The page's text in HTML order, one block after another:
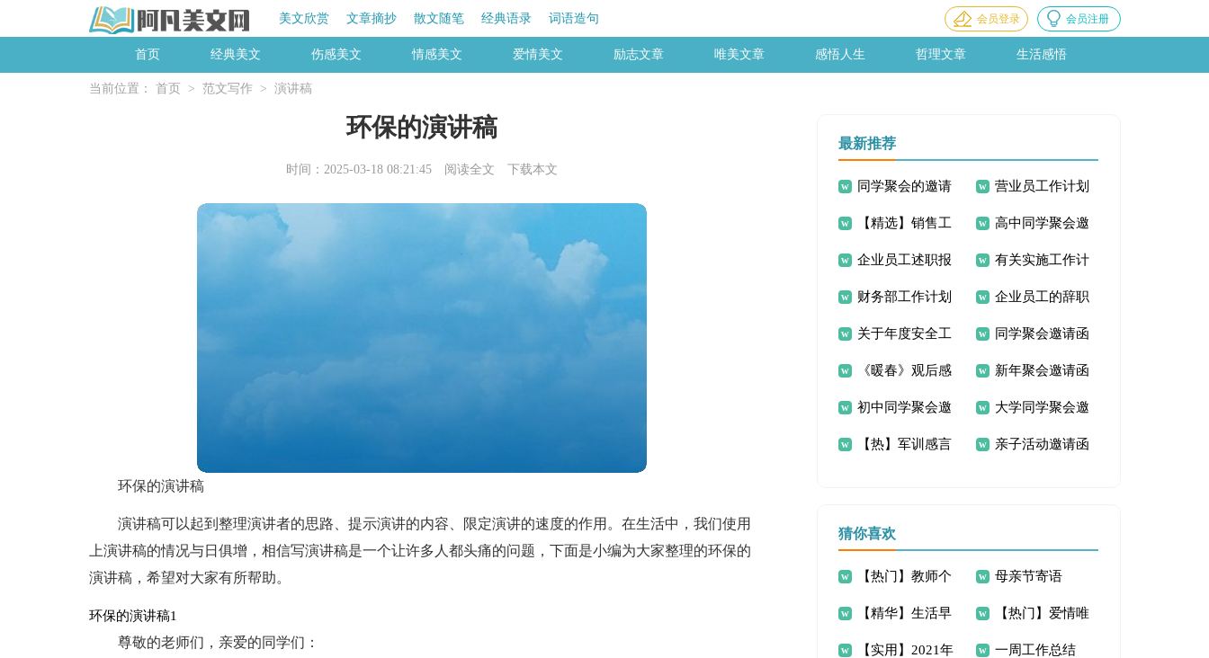
美文欣赏 文章摘抄 散文随笔 经典语录 词语造句 会员登录 会员注册
首页 经典美文 伤感美文 情感美文 爱情美文 励志文章 唯美文章 感悟人生 哲理文章 生活感悟
当前位置： 首页 > 范文写作 > 演讲稿
环保的演讲稿
时间：2025-03-18 08:21:45 阅读全文 下载本文
环保的演讲稿
演讲稿可以起到整理演讲者的思路、提示演讲的内容、限定演讲的速度的作用。在生活中，我们使用
上演讲稿的情况与日俱增，相信写演讲稿是一个让许多人都头痛的问题，下面是小编为大家整理的环保的
演讲稿，希望对大家有所帮助。
环保的演讲稿1
尊敬的老师们，亲爱的同学们：
最新推荐
同学聚会的邀请
函
营业员工作计划
【精选】销售工
作计划4篇
高中同学聚会邀
请函
企业员工述职报
告(15篇)
有关实施工作计
划8篇
财务部工作计划
15篇
企业员工的辞职
信
关于年度安全工
作计划三篇
同学聚会邀请函
《暖春》观后感
（精选11篇）
新年聚会邀请函
初中同学聚会邀
请函
大学同学聚会邀
请函
【热】军训感言 亲子活动邀请函
猜你喜欢
【热门】教师个
人培训总结五篇
母亲节寄语
【精华】生活早
安心语QQ44句
【热门】爱情唯
美句子汇编76句
【实用】2021年 一周工作总结